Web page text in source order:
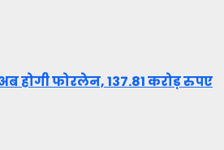
होगी फोरलेन, 137.81 करोड़ रुपए